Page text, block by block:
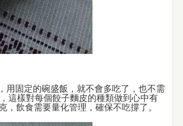
用固定的碗盛飯，就不會多吃了，也不需
這樣對每個餃子麵皮的種類做到心中有
，飲食需要量化管理，確保不吃撐了。